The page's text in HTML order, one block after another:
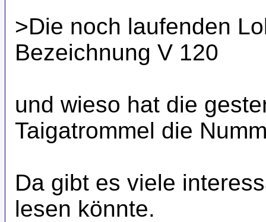
>Die noch laufenden
Bezeichnung V 120
und wieso hat die
Taigatrommel die
Da gibt es viele
lesen könnte.